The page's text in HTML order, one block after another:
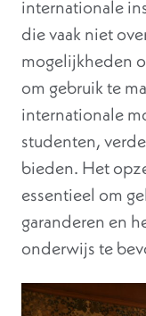
internationale
die vaak niet
mogelijkheden
om gebruik te
internationale
studenten,
bieden. Het
essentieel om
garanderen en
onderwijs te